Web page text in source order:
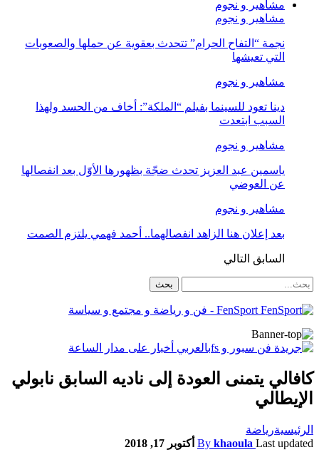
مشاهير و نجوم
مشاهير و نجوم
نجمة “التفاح الحرام” تتحدث بعقوية عن حملها والصعوبات
التي تعيشها
مشاهير و نجوم
دينا تعود للسينما بفيلم “الملكة”: أخاف من الحسد ولهذا
السبب ابتعدت
مشاهير و نجوم
ياسمين عبد العزيز تحدث ضجّة بظهورها الأوّل بعد انفصالها
عن العوضي
مشاهير و نجوم
بعد إعلان هنا الزاهد انفصالهما.. أحمد فهمي يلتزم الصمت
السابق التالي
FenSport - فن و رياضة و مجتمع و سياسة
كافالي يتمنى العودة إلى ناديه السابق نابولي
الإيطالي
الرئيسيةرياضة
By khaoula Last updated أكتوبر 17, 2018